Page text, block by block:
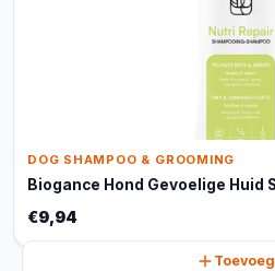
DOG SHAMPOO & GROOMING
Biogance Hond Gevoelige Huid
€9,94